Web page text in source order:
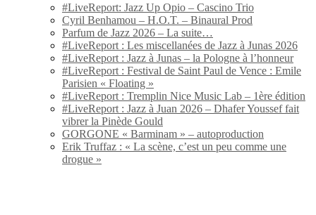
#LiveReport: Jazz Up Opio – Cascino Trio
Cyril Benhamou – H.O.T. – Binaural Prod
Parfum de Jazz 2026 – La suite…
#LiveReport : Les miscellanées de Jazz à Junas 2026
#LiveReport : Jazz à Junas – la Pologne à l’honneur
#LiveReport : Festival de Saint Paul de Vence : Emile
Parisien « Floating »
#LiveReport : Tremplin Nice Music Lab – 1ère édition
#LiveReport : Jazz à Juan 2026 – Dhafer Youssef fait
vibrer la Pinède Gould
GORGONE « Barminam » – autoproduction
Erik Truffaz : « La scène, c’est un peu comme une
drogue »